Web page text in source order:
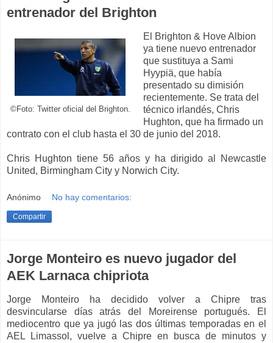
entrenador del Brighton
©Foto: Twitter oficial del Brighton.
El Brighton & Hove Albion
ya tiene nuevo entrenador
que sustituya a Sami
Hyypiä, que había
presentado su dimisión
recientemente. Se trata del
técnico irlandés, Chris
Hughton, que ha firmado un
contrato con el club hasta el 30 de junio del 2018.
Chris Hughton tiene 56 años y ha dirigido al Newcastle
United, Birmingham City y Norwich City.
Anónimo No hay comentarios:
Compartir
Jorge Monteiro es nuevo jugador del
AEK Larnaca chipriota
Jorge Monteiro ha decidido volver a Chipre tras
desvincularse días atrás del Moreirense portugués. El
mediocentro que ya jugó las dos últimas temporadas en el
AEL Limassol, vuelve a Chipre en busca de minutos y